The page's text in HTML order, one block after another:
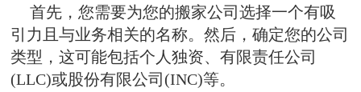
首先，您需要为您的搬家公司选择一个有吸
引力且与业务相关的名称。然后，确定您的公司
类型，这可能包括个人独资、有限责任公司
(LLC)或股份有限公司(INC)等。